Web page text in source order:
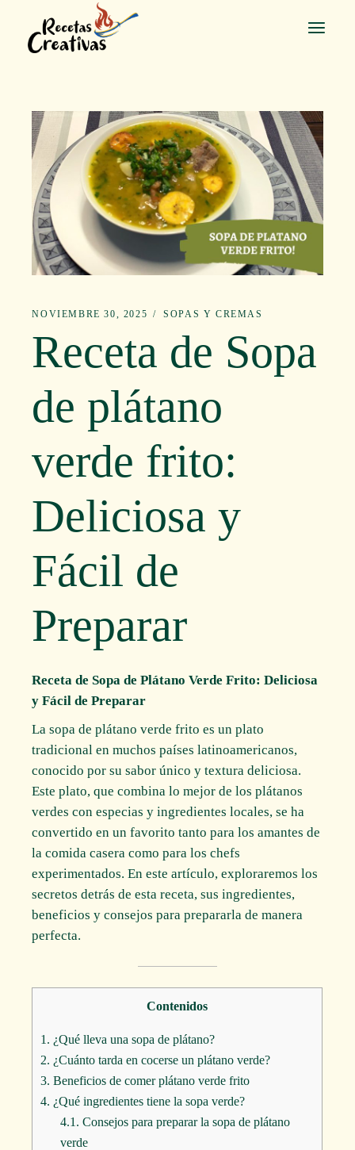
contenido
NOVIEMBRE 30, 2025 SOPAS Y CREMAS
Receta de Sopa
de plátano
verde frito:
Deliciosa y
Fácil de
Preparar
Receta de Sopa de Plátano Verde Frito: Deliciosa
y Fácil de Preparar
La sopa de plátano verde frito es un plato
tradicional en muchos países latinoamericanos,
conocido por su sabor único y textura deliciosa.
Este plato, que combina lo mejor de los plátanos
verdes con especias y ingredientes locales, se ha
convertido en un favorito tanto para los amantes de
la comida casera como para los chefs
experimentados. En este artículo, exploraremos los
secretos detrás de esta receta, sus ingredientes,
beneficios y consejos para prepararla de manera
perfecta.
Contenidos
1. ¿Qué lleva una sopa de plátano?
2. ¿Cuánto tarda en cocerse un plátano verde?
3. Beneficios de comer plátano verde frito
4. ¿Qué ingredientes tiene la sopa verde?
4.1. Consejos para preparar la sopa de plátano
verde